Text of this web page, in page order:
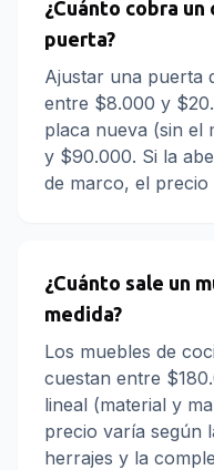
¿Cuánto cobra
puerta?
Ajustar una puerta
entre $8.000 y
placa nueva (sin el
y $90.000. Si la
de marco, el precio
¿Cuánto sale un
medida?
Los muebles de
cuestan entre
lineal (material y
precio varía según
herrajes y la